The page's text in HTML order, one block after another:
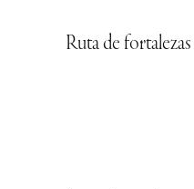
Ruta de fortalezas